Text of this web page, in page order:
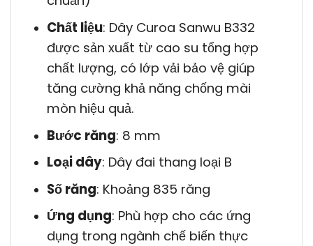
Chất liệu: Dây Curoa Sanwu B332
được sản xuất từ cao su tổng hợp
chất lượng, có lớp vải bảo vệ giúp
tăng cường khả năng chống mài
mòn hiệu quả.
Bước răng: 8 mm
Loại dây: Dây đai thang loại B
Số răng: Khoảng 835 răng
Ứng dụng: Phù hợp cho các ứng
dụng trong ngành chế biến thực